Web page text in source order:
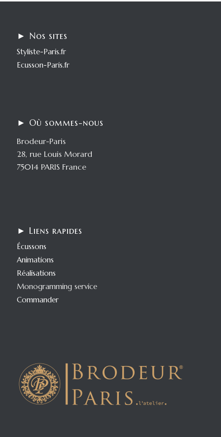
► Nos sites
Styliste-Paris.fr
Ecusson-Paris.fr
► Où sommes-nous
Brodeur-Paris
28, rue Louis Morard
75014 PARIS France
► Liens rapides
Écussons
Animations
Réalisations
Monogramming service
Commander